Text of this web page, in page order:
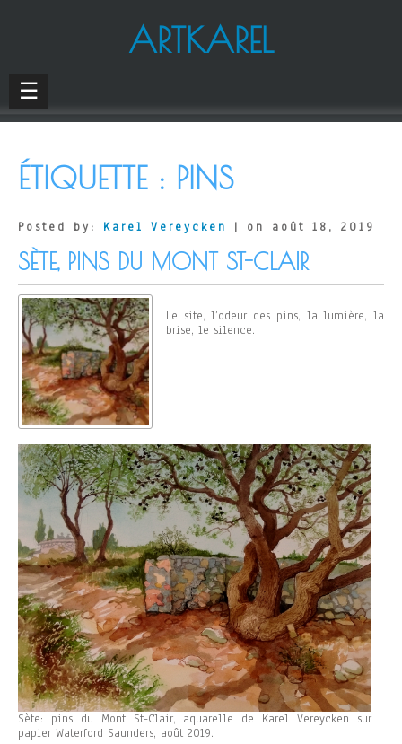
ARTKAREL
☰
ÉTIQUETTE : PINS
Posted by: Karel Vereycken | on août 18, 2019
SÈTE, PINS DU MONT ST-CLAIR
Sète: pins du Mont St-Clair, aquarelle de Karel Vereycken sur
papier Waterford Saunders, août 2019.
Le site, l’odeur des pins, la lumière, la
brise, le silence.